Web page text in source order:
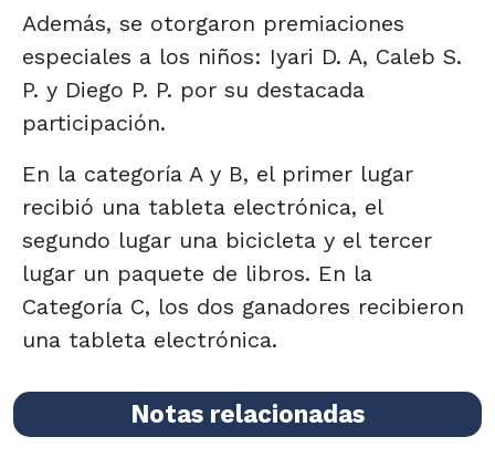
Además, se otorgaron premiaciones
especiales a los niños: Iyari D. A, Caleb S.
P. y Diego P. P. por su destacada
participación.
En la categoría A y B, el primer lugar
recibió una tableta electrónica, el
segundo lugar una bicicleta y el tercer
lugar un paquete de libros. En la
Categoría C, los dos ganadores recibieron
una tableta electrónica.
Notas relacionadas